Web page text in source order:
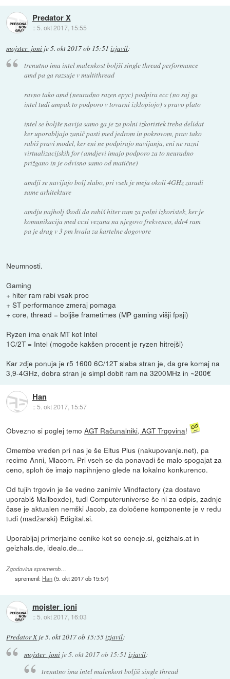
Predator X
:: 5. okt 2017, 15:55
mojster_joni je5. okt 2017 ob 15:51 izjavil:
trenutno ima intel malenkost boljši single thread performance
amd pa ga razsuje v multithread
ravno tako amd (neuradno razen epyc) podpira ecc (no saj ga
intel tudi ampak to podporo v tovarni izklopiojo) s pravo plato
intel se boljše navija samo ga je za polni izkoristek treba delidat
ker uporabljajo zanič pasti med jedrom in pokrovom, prav tako
rabiš pravi model, ker eni ne podpirajo navijanja, eni ne razni
virtualizacijskih for (amdjevi imajo podporo za to neuradno
prižgano in je odvisno samo od matične)
amdji se navijajo bolj slabo, pri vseh je meja okoli 4GHz zaradi
same arhitekture
amdju najbolj škodi da rabiš hiter ram za polni izkoristek, ker je
komunikacija med ccxi vezana na njegovo frekvenco, ddr4 ram
pa je drag v 3 pm hvala za kartelne dogovore
Neumnosti.
Gaming
+ hiter ram rabi vsak proc
+ ST performance zmeraj pomaga
+ core, thread = boljše frametimes (MP gaming višji fpsji)
Ryzen ima enak MT kot Intel
1C/2T = Intel (mogoče kakšen procent je ryzen hitrejši)
Kar zdje ponuja je r5 1600 6C/12T slaba stran je, da gre komaj na
3,9-4GHz, dobra stran je simpl dobit ram na 3200MHz in ~200€
Han
::5. okt 2017, 15:57
Obvezno si poglej temoAGT Računalniki, AGT Trgovina!
Omembe vreden pri nas je še Eltus Plus (nakupovanje.net), pa
recimo Anni, Mlacom. Pri vseh se da ponavadi še malo spogajat za
ceno, sploh če imajo napihnjeno glede na lokalno konkurenco.
Od tujih trgovin je še vedno zanimiv Mindfactory (za dostavo
uporabiš Mailboxde), tudi Computeruniverse še ni za odpis, zadnje
čase je aktualen nemški Jacob, za določene komponente je v redu
tudi (madžarski) Edigital.si.
Uporabljaj primerjalne cenike kot so ceneje.si, geizhals.at in
geizhals.de, idealo.de...
Zgodovina sprememb…
spremenil: Han(5. okt 2017 ob 15:57)
mojster_joni
:: 5. okt 2017, 16:03
Predator Xje5. okt 2017 ob 15:55izjavil:
mojster_jonije5. okt 2017 ob 15:51 izjavil:
trenutno ima intel malenkost boljši single thread